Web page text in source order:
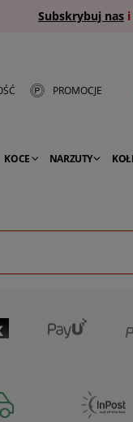
Subskrybuj nas i
PROMOCJE
KOCE NARZUTY